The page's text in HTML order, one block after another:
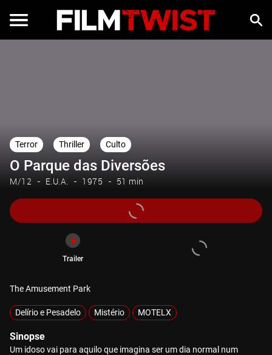
Terror Thriller Culto
O Parque das Diversões
M/12 E.U.A. 1975 51 min
Trailer
The Amusement Park
Delírio e Pesadelo Mistério MOTELX
Sinopse
Um idoso vai para aquilo que imagina ser um dia normal num